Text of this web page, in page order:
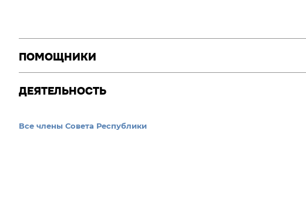
ПОМОЩНИКИ
ДЕЯТЕЛЬНОСТЬ
Все члены Совета Республики